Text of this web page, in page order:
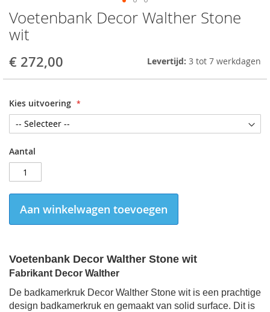
Voetenbank Decor Walther Stone
wit
€ 272,00 Levertijd: 3 tot 7 werkdagen
Kies uitvoering
Aantal
Aan winkelwagen toevoegen
Voetenbank Decor Walther Stone wit
Fabrikant Decor Walther
De badkamerkruk Decor Walther Stone witis een prachtige
design badkamerkruk en gemaakt van solid surface. Dit is
Skip
to
the
of
gallery